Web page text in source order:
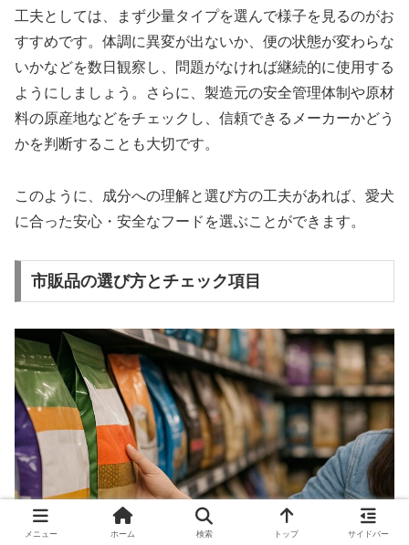
工夫としては、まず少量タイプを選んで様子を見るのがお
すすめです。体調に異変が出ないか、便の状態が変わらな
いかなどを数日観察し、問題がなければ継続的に使用する
ようにしましょう。さらに、製造元の安全管理体制や原材
料の原産地などをチェックし、信頼できるメーカーかどう
かを判断することも大切です。
このように、成分への理解と選び方の工夫があれば、愛犬
に合った安心・安全なフードを選ぶことができます。
市販品の選び方とチェック項目
メニュー ホーム 検索 トップ サイドバー